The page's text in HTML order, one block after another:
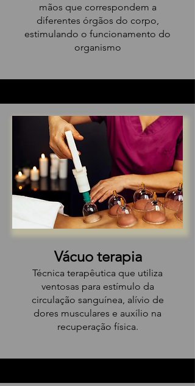
mãos que correspondem a
diferentes órgãos do corpo,
estimulando o funcionamento do
organismo
Vácuo terapia
Técnica terapêutica que utiliza
ventosas para estímulo da
circulação sanguínea, alívio de
dores musculares e auxílio na
recuperação física.